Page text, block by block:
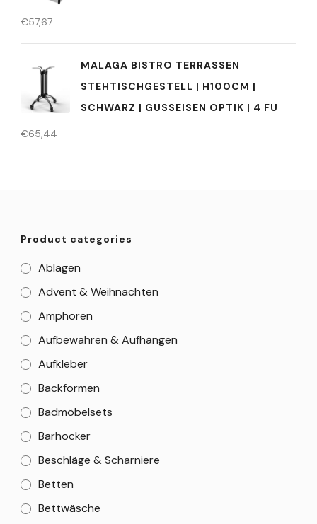
€57,67
MALAGA BISTRO TERRASSEN
STEHTISCHGESTELL | H100CM |
SCHWARZ | GUSSEISEN OPTIK | 4 FU
€65,44
Product categories
Ablagen
Advent & Weihnachten
Amphoren
Aufbewahren & Aufhängen
Aufkleber
Backformen
Badmöbelsets
Barhocker
Beschläge & Scharniere
Betten
Bettwäsche